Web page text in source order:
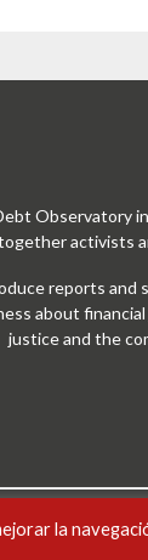
Observatory
activists
reports and
about
justice and the
ODG sota
la